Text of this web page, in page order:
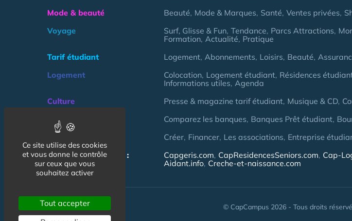
Mode & beauté
Beauté Mode & Marques Santé Ventes privées
Voyage
Surf, Glisse & Fun Tendance Parcs Attractions
Formation Actualité Pratique
Tarif étudiant
Logement Abonnements Loisirs Beauté
Logement
Colocation Logement étudiant Résidences
Informations utiles Agenda
Culture
Presse & magazine tarif étudiant Musique & CD
Argent
Comparez les banques Banques Prêt étudiant
Créer Financer Les associations Entreprise
NOS AUTRES SITES :
Capgeris.com CapResidencesSeniors.com Cap-
Aidant.info Creche-et-naissance.com
© CapCampus 2026 - Tous droits
Ce site utilise des cookies
et vous donne le contrôle
sur ceux que vous
souhaitez activer
Tout accepter